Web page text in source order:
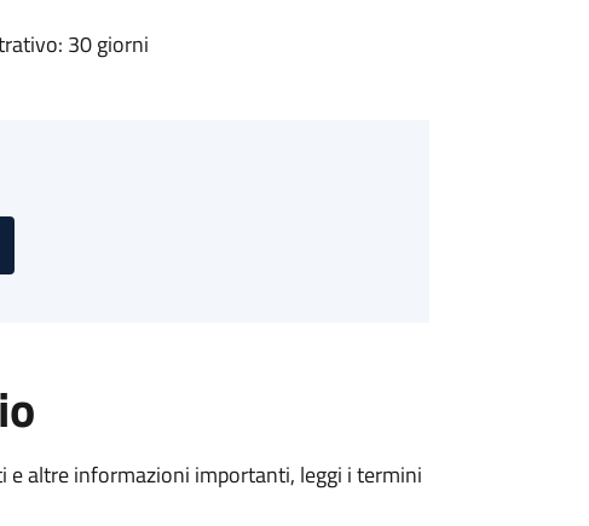
30 giorni
e altre informazioni importanti, leggi i termini